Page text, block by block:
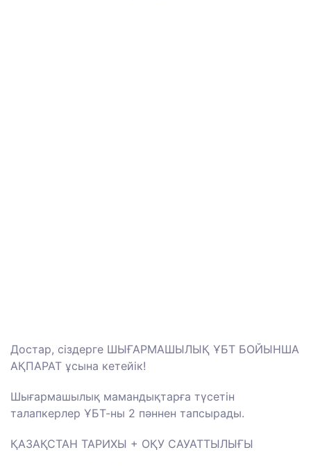
Достар, сіздерге ШЫҒАРМАШЫЛЫҚ ҰБТ БОЙЫНША
АҚПАРАТ ұсына кетейік!
Шығармашылық мамандықтарға түсетін
талапкерлер ҰБТ-ны 2 пәннен тапсырады.
ҚАЗАҚСТАН ТАРИХЫ + ОҚУ САУАТТЫЛЫҒЫ